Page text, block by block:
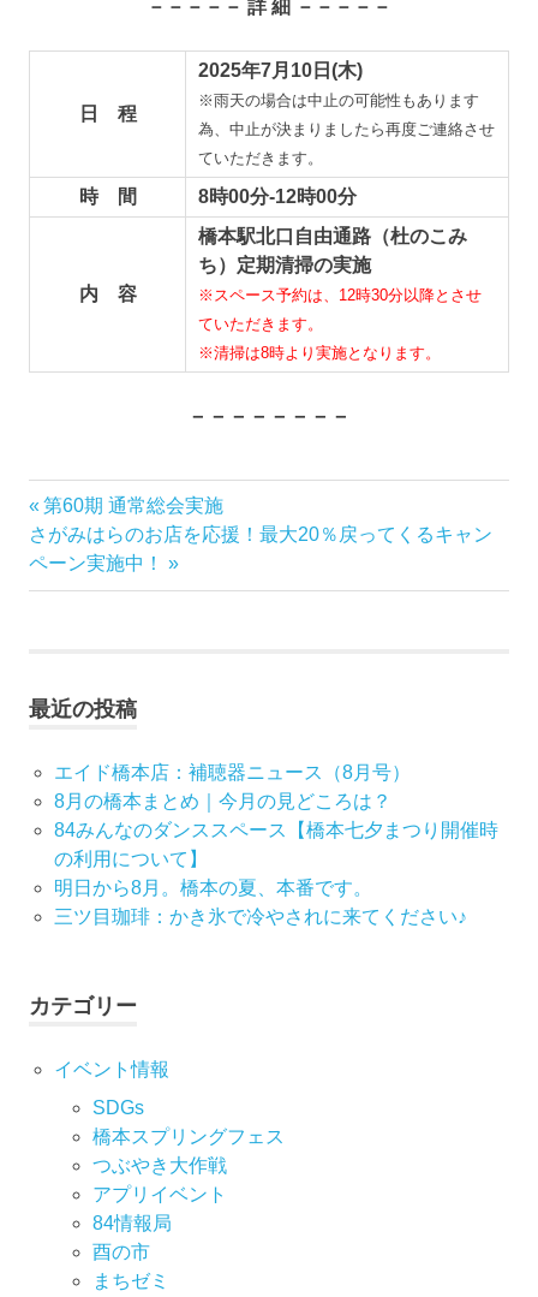
－－－－－ 詳 細 －－－－－
日 程
2025年7月10日(木)
※雨天の場合は中止の可能性もあります
為、中止が決まりましたら再度ご連絡させ
ていただきます。
時 間 8時00分-12時00分
内 容
橋本駅北口自由通路（杜のこみ
ち）定期清掃の実施
※スペース予約は、12時30分以降とさせ
ていただきます。
※清掃は8時より実施となります。
－－－－－－－－
投
稿
ゲ
ー
シ
ョ
ン
前
の
記
事:
第60期 通常総会実施
次
の
記
さがみはらのお店を応援！最大20％戻ってくるキャン
ペーン実施中！
最近の投稿
エイド橋本店：補聴器ニュース（8月号）
8月の橋本まとめ｜今月の見どころは？
84みんなのダンススペース【橋本七夕まつり開催時
の利用について】
明日から8月。橋本の夏、本番です。
三ツ目珈琲：かき氷で冷やされに来てください♪
カテゴリー
イベント情報
SDGs
橋本スプリングフェス
つぶやき大作戦
アプリイベント
84情報局
酉の市
まちゼミ